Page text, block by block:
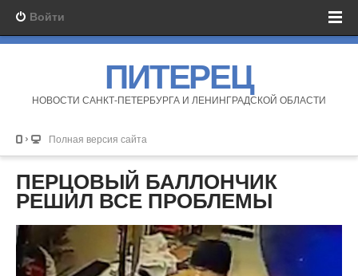
Войти
ПИТЕРЕЦ
НОВОСТИ САНКТ-ПЕТЕРБУРГА И ЛЕНИНГРАДСКОЙ ОБЛАСТИ
Полная версия сайта
ПЕРЦОВЫЙ БАЛЛОНЧИК
РЕШИЛ ВСЕ ПРОБЛЕМЫ